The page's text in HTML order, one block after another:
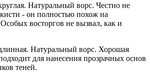
Натуральный ворс. Честно не
- он полностью похож на
восторгов не вызвал, как и
Натуральный ворс. Хорошая
для нанесения прозрачных основ
теней.